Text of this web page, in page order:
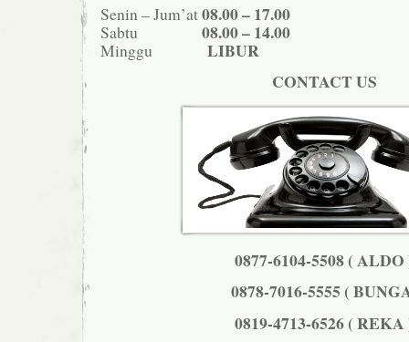
Senin – Jum’at08.00 – 17.00
Sabtu 08.00 – 14.00
Minggu
LIBUR
CONTACT US
0877-6104-5508 ( ALDO
0878-7016-5555 (
0819-4713-6526 ( REKA